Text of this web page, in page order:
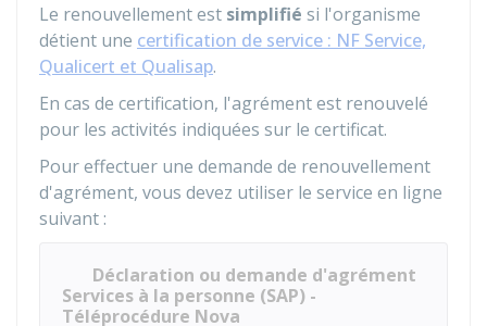
Le renouvellement est simplifié si l'organisme
détient une certification de service : NF Service,
Qualicert et Qualisap.
En cas de certification, l'agrément est renouvelé
pour les activités indiquées sur le certificat.
Pour effectuer une demande de renouvellement
d'agrément, vous devez utiliser le service en ligne
suivant :
Déclaration ou demande d'agrément
Services à la personne (SAP) -
Téléprocédure Nova